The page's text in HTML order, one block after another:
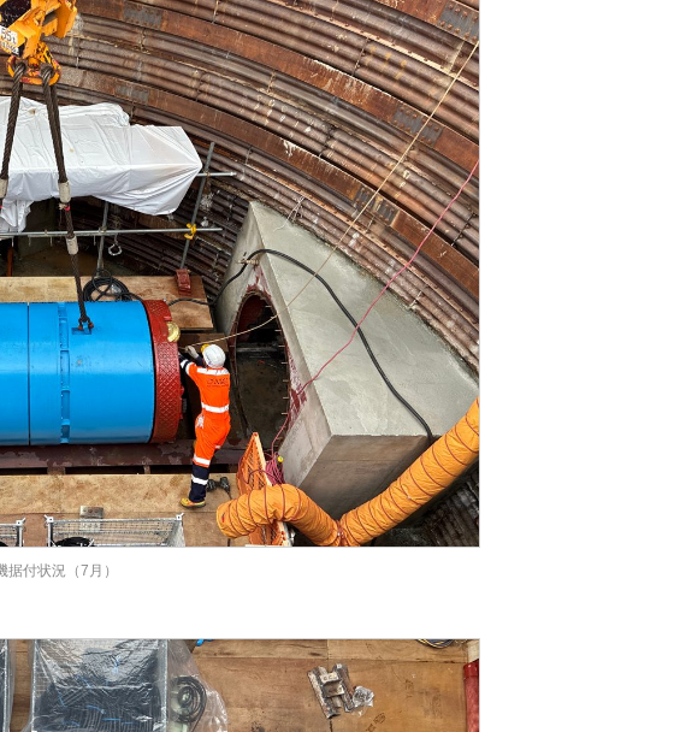
据付状況（7月）